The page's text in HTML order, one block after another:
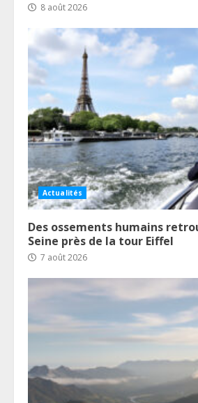
8 août 2026
Actualités
Des ossements humains
Seine près de la tour Eiffel
7 août 2026